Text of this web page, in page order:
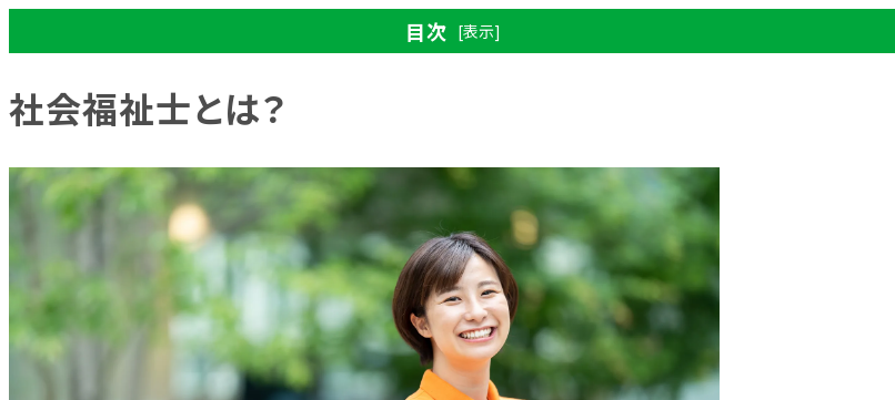
目次 [表示]
社会福祉士とは？
勤務先によって異なる社会福祉士の呼称
社会福祉士が活躍できる分野
高まる需要と将来性
社会福祉士になるには？
国家試験の受験と資格登録が必須！
受験資格得ることが最初のステップ
受験資格を得るための12のルート
福祉系大学
社会福祉士とは？